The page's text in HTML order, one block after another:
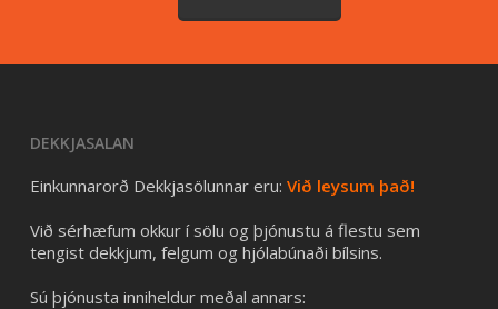
DEKKJASALAN
Einkunnarorð Dekkjasölunnar eru: Við leysum það!
Við sérhæfum okkur í sölu og þjónustu á flestu sem
tengist dekkjum, felgum og hjólabúnaði bílsins.
Sú þjónusta inniheldur meðal annars: